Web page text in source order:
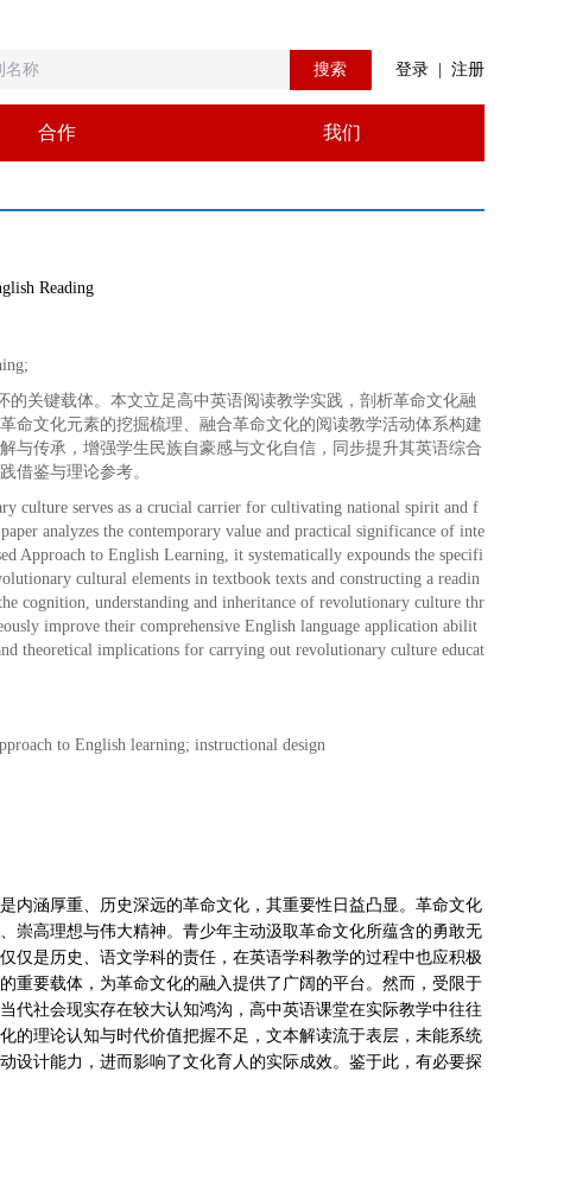
搜索 登录 注册
合作 我们
Reading
;
关键载体。本文立足高中英语阅读教学实践，剖析革命文化融
命文化元素的挖掘梳理、融合革命文化的阅读教学活动体系构建
与传承，增强学生民族自豪感与文化自信，同步提升其英语综合
借鉴与理论参考。
culture serves as a crucial carrier for cultivating national spirit and f
analyzes the contemporary value and practical significance of inte
Approach to English Learning, it systematically expounds the specifi
cultural elements in textbook texts and constructing a readin
cognition, understanding and inheritance of revolutionary culture thr
improve their comprehensive English language application abilit
theoretical implications for carrying out revolutionary culture educat
to English learning; instructional design
内涵厚重、历史深远的革命文化，其重要性日益凸显。革命文化
崇高理想与伟大精神。青少年主动汲取革命文化所蕴含的勇敢无
仅是历史、语文学科的责任，在英语学科教学的过程中也应积极
重要载体，为革命文化的融入提供了广阔的平台。然而，受限于
代社会现实存在较大认知鸿沟，高中英语课堂在实际教学中往往
的理论认知与时代价值把握不足，文本解读流于表层，未能系统
设计能力，进而影响了文化育人的实际成效。鉴于此，有必要探